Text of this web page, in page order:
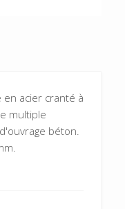
acier cranté à
multiple
béton.